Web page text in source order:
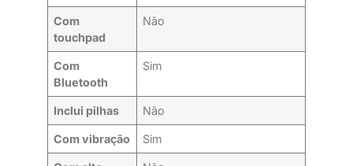
Com
touchpad
Não
Com
Bluetooth
Sim
Inclui pilhas Não
Com vibração Sim